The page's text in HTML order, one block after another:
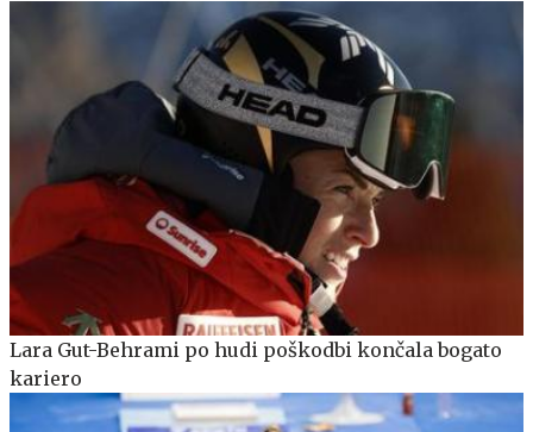
Lara Gut-Behrami po hudi poškodbi končala bogato
kariero